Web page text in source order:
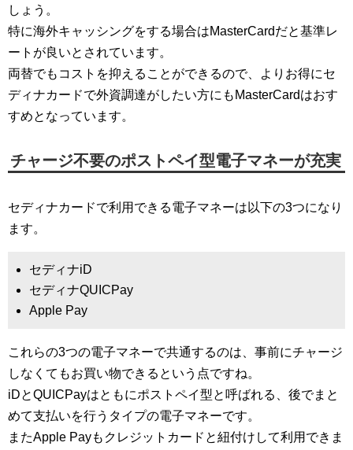
しょう。
特に海外キャッシングをする場合はMasterCardだと基準レ
ートが良いとされています。
両替でもコストを抑えることができるので、よりお得にセ
ディナカードで外資調達がしたい方にもMasterCardはおす
すめとなっています。
チャージ不要のポストペイ型電子マネーが充実
セディナカードで利用できる電子マネーは以下の3つになり
ます。
セディナiD
セディナQUICPay
Apple Pay
これらの3つの電子マネーで共通するのは、事前にチャージ
しなくてもお買い物できるという点ですね。
iDとQUICPayはともにポストペイ型と呼ばれる、後でまと
めて支払いを行うタイプの電子マネーです。
またApple Payもクレジットカードと紐付けして利用できま